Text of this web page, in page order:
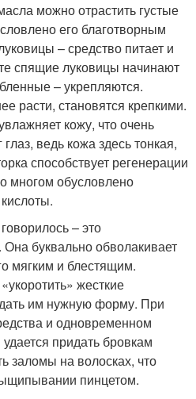
можно отрастить густые
его благотворным
– средство питает и
спящие луковицы начинают
– укрепляются.
расти, становятся крепкими.
кожу, что очень
ведь кожа здесь тонкая,
способствует регенерации
многом обусловлено
– это
буквально обволакивает
мягким и блестящим.
жесткие
им нужную форму. При
и одновременном
придать бровкам
заломы на волосках, что
пинцетом.